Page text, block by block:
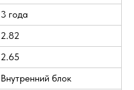
3 года
2.82
2.65
Внутренний блок